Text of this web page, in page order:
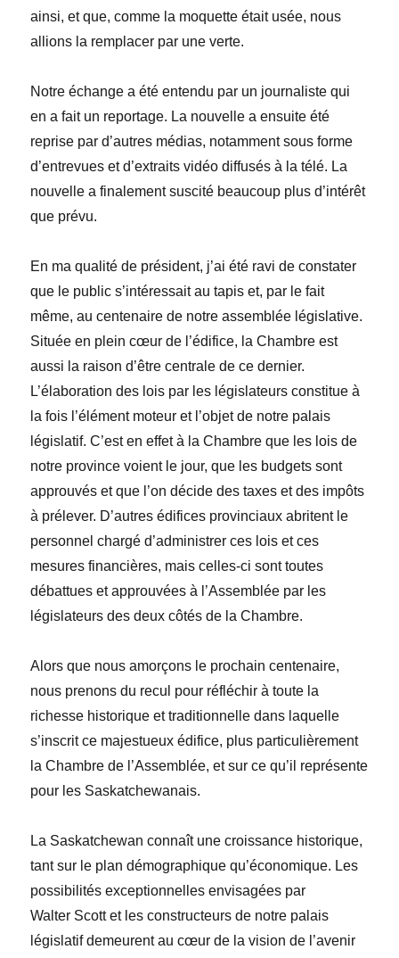
ainsi, et que, comme la moquette était usée, nous
allions la remplacer par une verte.
Notre échange a été entendu par un journaliste qui
en a fait un reportage. La nouvelle a ensuite été
reprise par d’autres médias, notamment sous forme
d’entrevues et d’extraits vidéo diffusés à la télé. La
nouvelle a finalement suscité beaucoup plus d’intérêt
que prévu.
En ma qualité de président, j’ai été ravi de constater
que le public s’intéressait au tapis et, par le fait
même, au centenaire de notre assemblée législative.
Située en plein cœur de l’édifice, la Chambre est
aussi la raison d’être centrale de ce dernier.
L’élaboration des lois par les législateurs constitue à
la fois l’élément moteur et l’objet de notre palais
législatif. C’est en effet à la Chambre que les lois de
notre province voient le jour, que les budgets sont
approuvés et que l’on décide des taxes et des impôts
à prélever. D’autres édifices provinciaux abritent le
personnel chargé d’administrer ces lois et ces
mesures financières, mais celles-ci sont toutes
débattues et approuvées à l’Assemblée par les
législateurs des deux côtés de la Chambre.
Alors que nous amorçons le prochain centenaire,
nous prenons du recul pour réfléchir à toute la
richesse historique et traditionnelle dans laquelle
s’inscrit ce majestueux édifice, plus particulièrement
la Chambre de l’Assemblée, et sur ce qu’il représente
pour les Saskatchewanais.
La Saskatchewan connaît une croissance historique,
tant sur le plan démographique qu’économique. Les
possibilités exceptionnelles envisagées par
Walter Scott et les constructeurs de notre palais
législatif demeurent au cœur de la vision de l’avenir